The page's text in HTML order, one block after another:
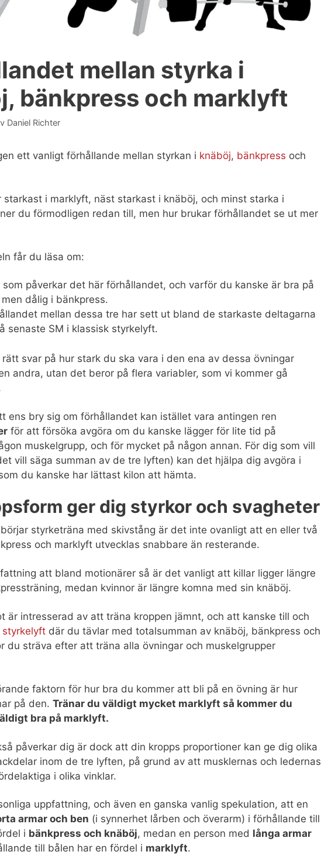
mellan styrka i
bänkpress och marklyft
Daniel Richter
ett vanligt förhållande mellan styrkan i knäböj, bänkpress och
starkast i marklyft, näst starkast i knäböj, och minst starka i
du förmodligen redan till, men hur brukar förhållandet se ut mer
får du läsa om:
som påverkar det här förhållandet, och varför du kanske är bra på
dålig i bänkpress.
mellan dessa tre har sett ut bland de starkaste deltagarna
senaste SM i klassisk styrkelyft.
svar på hur stark du ska vara i den ena av dessa övningar
andra, utan det beror på flera variabler, som vi kommer gå
ens bry sig om förhållandet kan istället vara antingen ren
för att försöka avgöra om du kanske lägger för lite tid på
muskelgrupp, och för mycket på någon annan. För dig som vill
vill säga summan av de tre lyften) kan det hjälpa dig avgöra i
du kanske har lättast kilon att hämta.
ger dig styrkor och svagheter
styrketräna med skivstång är det inte ovanligt att en eller två
och marklyft utvecklas snabbare än resterande.
att bland motionärer så är det vanligt att killar ligger längre
medan kvinnor är längre komna med sin knäböj.
är intresserad av att träna kroppen jämnt, och att kanske till och
styrkelyft där du tävlar med totalsumman av knäböj, bänkpress och
du sträva efter att träna alla övningar och muskelgrupper
faktorn för hur bra du kommer att bli på en övning är hur
på den. Tränar du väldigt mycket marklyft så kommer du
bra på marklyft.
påverkar dig är dock att din kropps proportioner kan ge dig olika
inom de tre lyften, på grund av att musklernas och ledernas
i olika vinklar.
uppfattning, och även en ganska vanlig spekulation, att en
armar och ben (i synnerhet lårben och överarm) i förhållande till
i bänkpress och knäböj, medan en person med långa armar
till bålen har en fördel i marklyft.